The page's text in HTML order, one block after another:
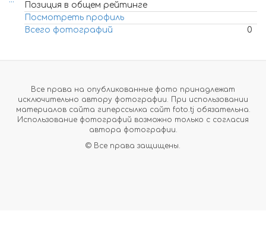
Позиция в общем рейтинге
Посмотреть профиль
Всего фотографий
0
Все права на опубликованные фото принадлежат
исключительно автору фотографии. При использовании
материалов сайта гиперссылка сайт foto.tj обязательна.
Использование фотографий возможно только с согласия
автора фотографии.
© Все права защищены.